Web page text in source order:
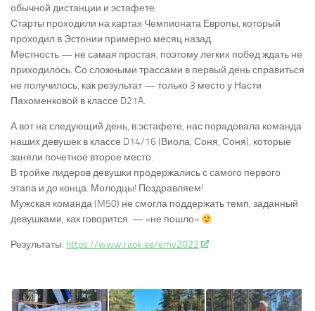
обычной дистанции и эстафете.
Старты проходили на картах Чемпионата Европы, который
проходил в Эстонии примерно месяц назад.
Местность — не самая простая, поэтому легких побед ждать не
приходилось. Со сложными трассами в первый день справиться
не получилось, как результат — только 3 место у Насти
Пахоменковой в классе D21A.
А вот на следующий день, в эстафете, нас порадовала команда
наших девушек в классе D14/16 (Виола, Соня, Соня), которые
заняли почетное второе место.
В тройке лидеров девушки продержались с самого первого
этапа и до конца. Молодцы! Поздравляем!
Мужская команда (M50) не смогла поддержать темп, заданный
девушками, как говорится — «не пошло»
Результаты: https://www.raok.ee/emv2022